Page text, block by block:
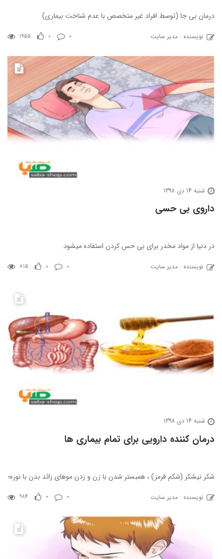
درمان بی جا (توسط افراد غیر متخصص با عدم شناخت بیماری)
نویسنده : مدیر سایت 1955 0 0
شنبه 14 دی 1398
داروی بی حسی
در دنیا از مواد مخدر برای بی حس کردن استفاده میشود.
نویسنده : مدیر سایت 815 0 0
شنبه 14 دی 1398
درمان کننده دارویی برای تمام بیماری ها
شکر نیشکر (شکم قرمز) ، همبستر شدن با زن و زدن موهای زائد بدن با نوره؛
نویسنده : مدیر سایت 984 0 0